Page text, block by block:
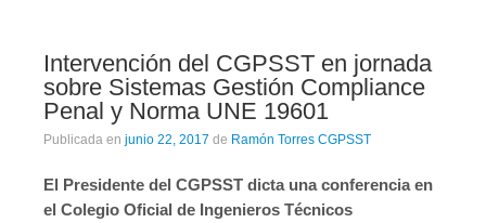
Junta directiva del CGPSST
Asamblea general CGPSST
Intervención del CGPSST en jornada
sobre Sistemas Gestión Compliance
Penal y Norma UNE 19601
Publicada en junio 22, 2017 de Ramón Torres CGPSST
El Presidente del CGPSST dicta una conferencia en
el Colegio Oficial de Ingenieros Técnicos